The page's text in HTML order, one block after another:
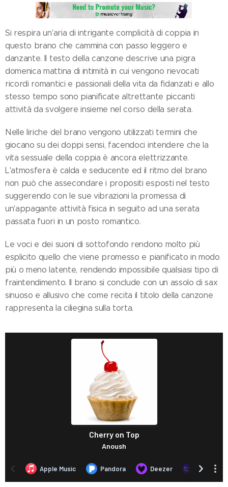
Si respira un'aria di intrigante complicità di coppia in
questo brano che cammina con passo leggero e
danzante. Il testo della canzone descrive una pigra
domenica mattina di intimità in cui vengono rievocati
ricordi romantici e passionali della vita da fidanzati e allo
stesso tempo sono pianificate altrettante piccanti
attività da svolgere insieme nel corso della serata.
Nelle liriche del brano vengono utilizzati termini che
giocano su dei doppi sensi, facendoci intendere che la
vita sessuale della coppia è ancora elettrizzante.
L'atmosfera è calda e seducente ed il ritmo del brano
non può che assecondare i propositi esposti nel testo
suggerendo con le sue vibrazioni la promessa di
un'appagante attività fisica in seguito ad una serata
passata fuori in un posto romantico.
Le voci e dei suoni di sottofondo rendono molto più
esplicito quello che viene promesso e pianificato in modo
più o meno latente, rendendo impossibile qualsiasi tipo di
fraintendimento. Il brano si conclude con un assolo di sax
sinuoso e allusivo che come recita il titolo della canzone
rappresenta la ciliegina sulla torta.